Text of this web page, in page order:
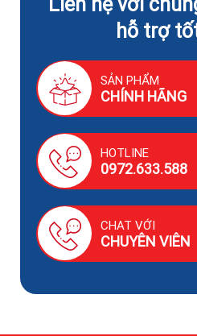
hỗ trợ
SẢN PHẨM
CHÍNH HÃNG
HOTLINE
0972.633.588
CHAT VỚI
CHUYÊN VIÊN